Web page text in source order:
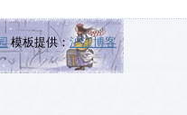
模板提供： 沪江博客